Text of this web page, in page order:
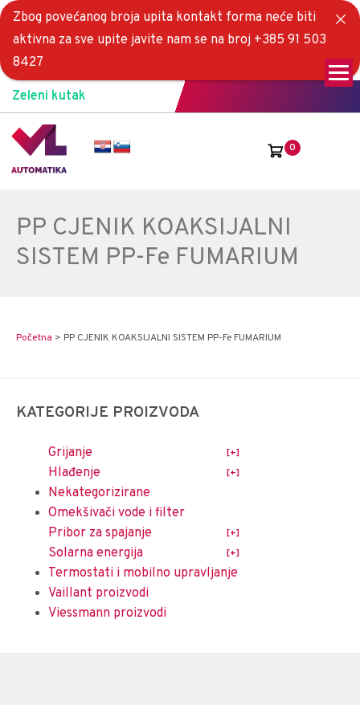
Zeleni kutak
0
PP CJENIK KOAKSIJALNI
SISTEM PP-Fe FUMARIUM
Početna > PP CJENIK KOAKSIJALNI SISTEM PP-Fe FUMARIUM
KATEGORIJE PROIZVODA
Grijanje
Hlađenje
Nekategorizirane
Omekšivači vode i filter
Pribor za spajanje
Solarna energija
Termostati i mobilno upravljanje
Vaillant proizvodi
Viessmann proizvodi
Zbog povećanog broja upita kontakt forma neće biti
aktivna za sve upite javite nam se na broj +385 91 503
8427